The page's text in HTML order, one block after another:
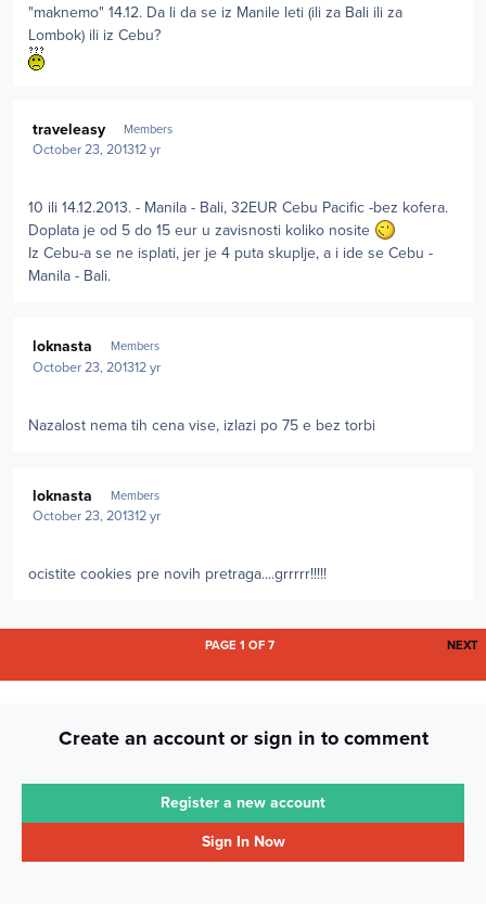
"maknemo" 14.12. Da li da se iz Manile leti (ili za Bali ili za
Lombok) ili iz Cebu?
traveleasy Members
October 23, 201312 yr
10 ili 14.12.2013. - Manila - Bali, 32EUR Cebu Pacific -bez kofera.
Doplata je od 5 do 15 eur u zavisnosti koliko nosite
Iz Cebu-a se ne isplati, jer je 4 puta skuplje, a i ide se Cebu -
Manila - Bali.
loknasta Members
October 23, 201312 yr
Nazalost nema tih cena vise, izlazi po 75 e bez torbi
loknasta Members
October 23, 201312 yr
ocistite cookies pre novih pretraga....grrrrr!!!!!
NEXT
PAGE 1 OF 7
Create an account or sign in to comment
Register a new account
Sign In Now